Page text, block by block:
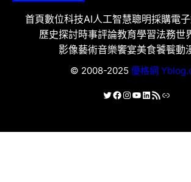
首頁數位科技AI人工智慧聰明採購電
歷史探討時事評論教育學習法務世
影像藝術音樂饗宴美食饕餮動
© 2008-2025 優格網
X Facebook
Instagram
YouTube
LinkedIn
RSS 資訊提供連結